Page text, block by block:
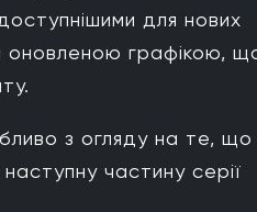
для нових
оновленою графікою,
з огляду на те, що
частину серії